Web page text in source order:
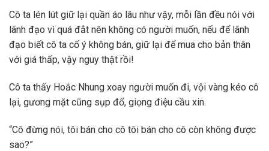
Cô ta lén lút giữ lại quần áo lâu như vậy, mỗi lần đều nói với
lãnh đạo vì quá đắt nên không có người muốn, nếu để lãnh
đạo biết cô ta cố ý không bán, giữ lại để mua cho bản thân
với giá thấp, vậy nguy thật rồi!
Cô ta thấy Hoắc Nhung xoay người muốn đi, vội vàng kéo cô
lại, gương mặt cũng sụp đổ, giọng điệu cầu xin.
“Cô đừng nói, tôi bán cho cô tôi bán cho cô còn không được
sao?”